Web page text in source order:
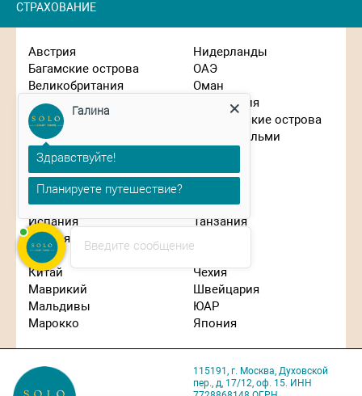
СТРАХОВАНИЕ
Австрия
Багамские острова
Великобритания
Вьетнам
Германия
Гонконг
Греция
Израиль
Индонезия
Иордания
Испания
Италия
Кипр
Китай
Маврикий
Мальдивы
Марокко
Нидерланды
ОАЭ
Оман
Португалия
Сейшельские острова
Сен-Бартельми
Словения
Таиланд
Танзания
Чехия
Швейцария
ЮАР
Япония
115191, г. Москва, Духовской
пер., д, 17/12, оф. 15. ИНН
Введите сообщение
Галина
Здравствуйте!
Планируете путешествие?